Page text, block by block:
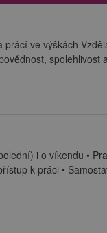
ve výškách
spolehlivost
i o víkendu •
k práci •